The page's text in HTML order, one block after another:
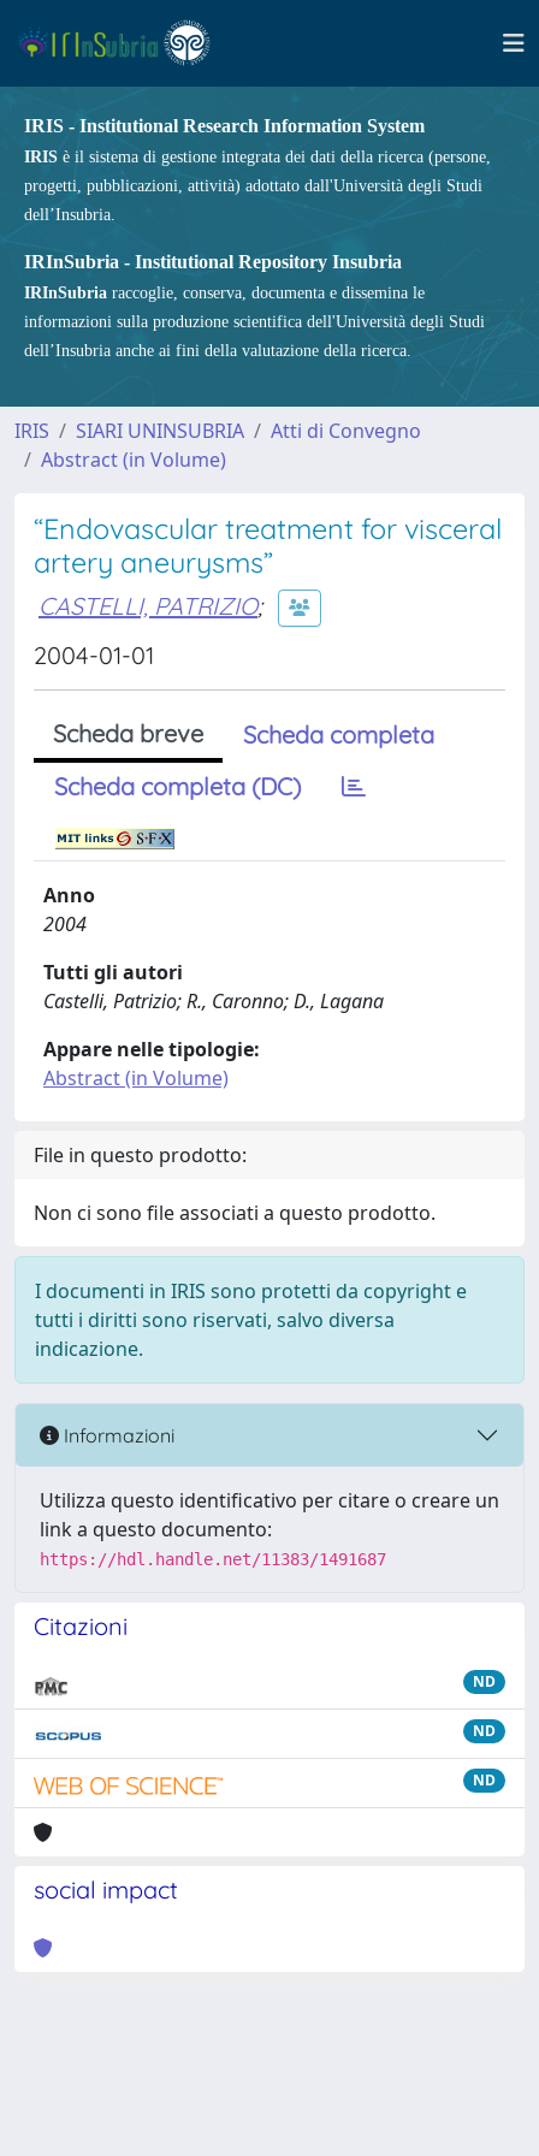
IRIS - Institutional Research Information System
IRIS è il sistema di gestione integrata dei dati della ricerca (persone,
progetti, pubblicazioni, attività) adottato dall'Università degli Studi
dell’Insubria.
IRInSubria - Institutional Repository Insubria
IRInSubria raccoglie, conserva, documenta e dissemina le
informazioni sulla produzione scientifica dell'Università degli Studi
dell’Insubria anche ai fini della valutazione della ricerca.
IRIS SIARI UNINSUBRIA
Atti di Convegno
Abstract (in Volume)
“Endovascular treatment for visceral
artery aneurysms”
CASTELLI, PATRIZIO;
2004-01-01
Scheda breve
Scheda completa
Scheda completa (DC)
Anno
2004
Tutti gli autori
Castelli, Patrizio; R., Caronno; D., Lagana
Appare nelle tipologie:
Abstract (in Volume)
File in questo prodotto:
Non ci sono file associati a questo prodotto.
I documenti in IRIS sono protetti da copyright e
tutti i diritti sono riservati, salvo diversa
indicazione.
Informazioni
Utilizza questo identificativo per citare o creare un
link a questo documento:
https://hdl.handle.net/11383/1491687
Citazioni
ND
ND
ND
social impact